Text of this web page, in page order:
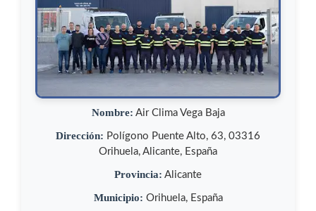
Nombre: Air Clima Vega Baja
Dirección: Polígono Puente Alto, 63, 03316
Orihuela, Alicante, España
Provincia: Alicante
Municipio: Orihuela, España